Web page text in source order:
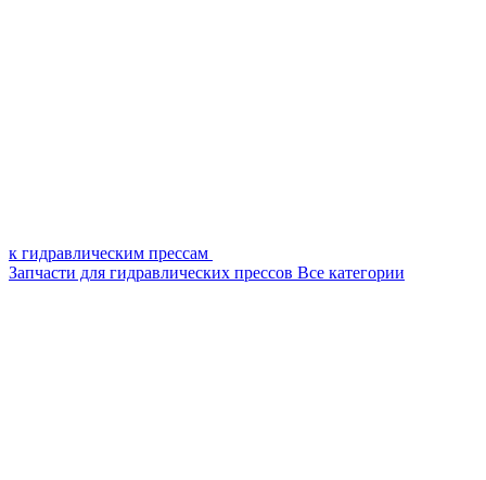
к гидравлическим прессам
Запчасти для гидравлических прессов Все категории